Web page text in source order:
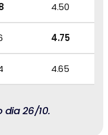
4.50
4.75
4.65
dia 26/10.